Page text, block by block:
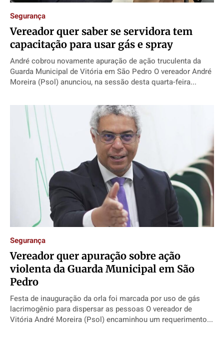
Segurança
Vereador quer saber se servidora tem
capacitação para usar gás e spray
André cobrou novamente apuração de ação truculenta da
Guarda Municipal de Vitória em São Pedro O vereador André
Moreira (Psol) anunciou, na sessão desta quarta-feira...
Segurança
Vereador quer apuração sobre ação
violenta da Guarda Municipal em São
Pedro
Festa de inauguração da orla foi marcada por uso de gás
lacrimogênio para dispersar as pessoas O vereador de
Vitória André Moreira (Psol) encaminhou um requerimento...